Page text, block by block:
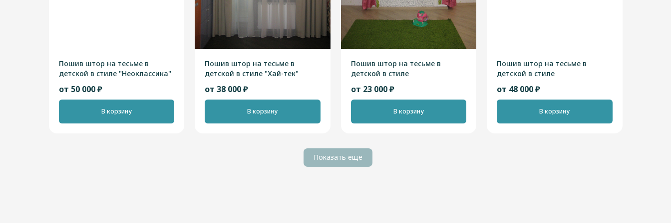
Пошив штор на тесьме в
детской в стиле "Неоклассика"
от 50 000 ₽
В корзину
Пошив штор на тесьме в
детской в стиле "Хай-тек"
от 38 000 ₽
В корзину
Пошив штор на тесьме в
детской в стиле
от 23 000 ₽
В корзину
Пошив штор на тесьме в
детской в стиле
от 48 000 ₽
В корзину
Показать еще